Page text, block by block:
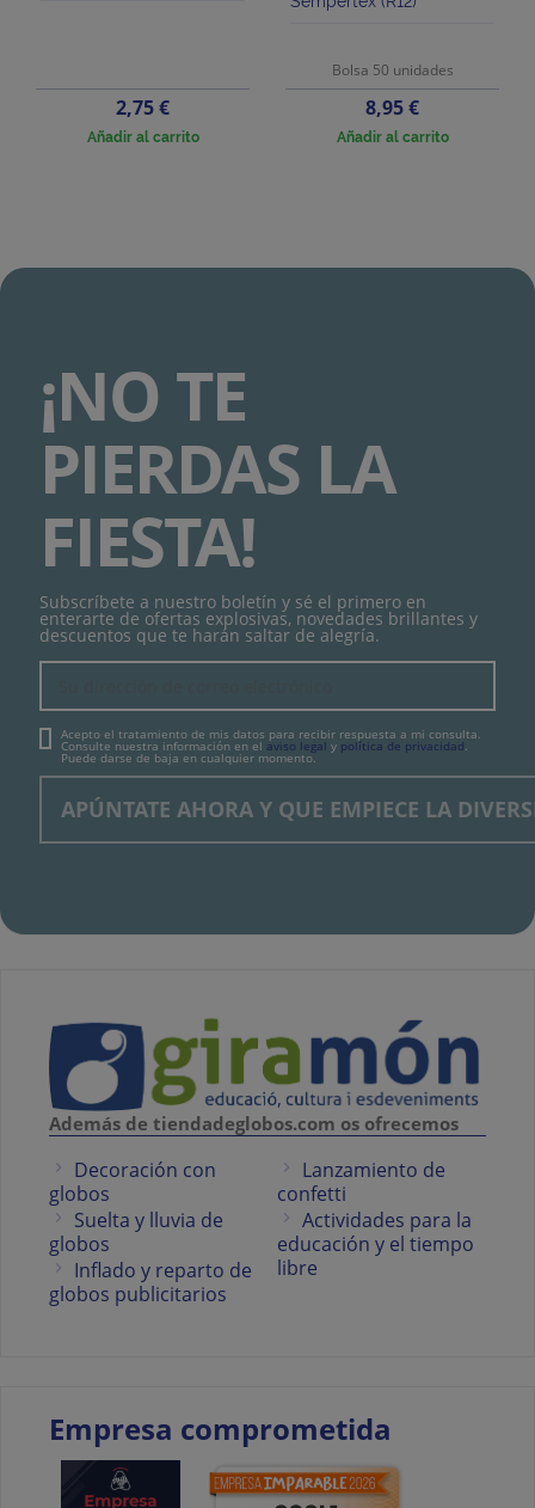
Precio
2,75 €
Añadir al carrito
Bolsa 50 unidades
Precio
8,95 €
Añadir al carrito
¡NO TE
PIERDAS LA
FIESTA!
Subscríbete a nuestro boletín y sé el primero en
enterarte de ofertas explosivas, novedades brillantes y
descuentos que te harán saltar de alegría.
Acepto el tratamiento de mis datos para recibir respuesta a mi consulta.
Consulte nuestra información en el aviso legal y política de privacidad.
Puede darse de baja en cualquier momento.
Además de tiendadeglobos.com os ofrecemos
Decoración con
globos
Suelta y lluvia de
globos
Inflado y reparto de
globos publicitarios
Lanzamiento de
confetti
Actividades para la
educación y el tiempo
libre
Empresa comprometida